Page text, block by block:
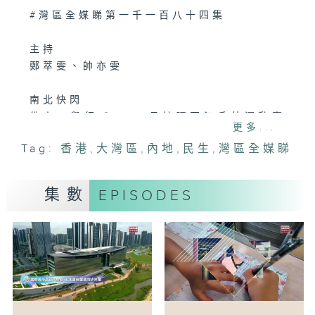
#灣區全媒睇第一千一百八十四集
主持
鄭萃雯、帥亦雯
南北快閃
梅州：蕉嶺縣向日葵花海吸引大批遊客觀賞
石家莊：以花卉景觀為城市換新裝
南京：推出鄉村研學路線帶動鄉村經濟發展
廣為人知
廣州：青少年公共閱讀空間啟用
廣州：黑水雞於荔灣湖公園落戶繁衍
廣州：番禺寶墨園舉辦夏季賞花活動
更多...
Tag: 香港 , 大灣區 , 內地 , 民生 , 灣區全媒睇
集數 EPISODES